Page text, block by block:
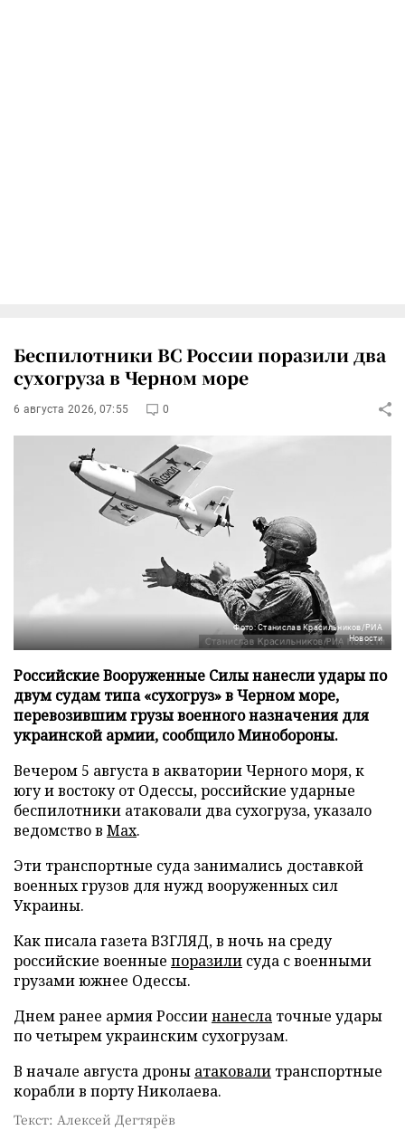
Беспилотники ВС России поразили два
сухогруза в Черном море
6 августа 2026, 07:55 0
Фото: Станислав Красильников/РИА
Новости
Российские Вооруженные Силы нанесли удары по
двум судам типа «сухогруз» в Черном море,
перевозившим грузы военного назначения для
украинской армии, сообщило Минобороны.
Вечером 5 августа в акватории Черного моря, к
югу и востоку от Одессы, российские ударные
беспилотники атаковали два сухогруза, указало
ведомство в Max.
Эти транспортные суда занимались доставкой
военных грузов для нужд вооруженных сил
Украины.
Как писала газета ВЗГЛЯД, в ночь на среду
российские военные поразили суда с военными
грузами южнее Одессы.
Днем ранее армия Россиинанесла точные удары
по четырем украинским сухогрузам.
В начале августа дроны атаковали транспортные
корабли в порту Николаева.
Текст: Алексей Дегтярёв